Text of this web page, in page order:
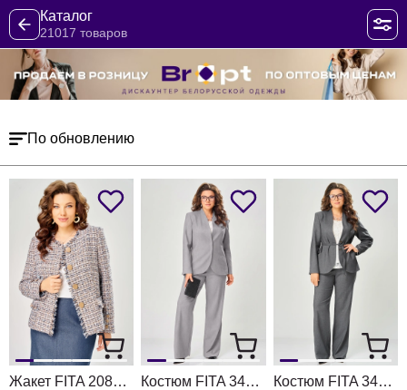
Каталог
21017 товаров
По обновлению
Жакет FITA 20803 бежевый + деним Костюм FITA 3402 серо-бежевый Костюм FITA 3401 графитовый